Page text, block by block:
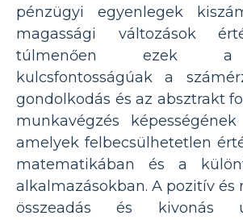
pénzügyi egyenlegek
magassági változások
túlmenően ezek a
kulcsfontosságúak a
gondolkodás és az absztrakt
munkavégzés képességének
amelyek felbecsülhetetlen
matematikában és a
alkalmazásokban. A pozitív és
összeadás és kivonás